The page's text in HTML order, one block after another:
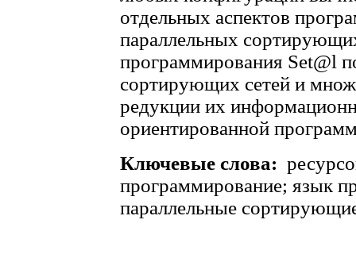
отдельных аспектов
параллельных
программирования Set@l
сортирующих сетей и
редукции их
ориентированной
Ключевые слова:
программирование; язык
параллельные